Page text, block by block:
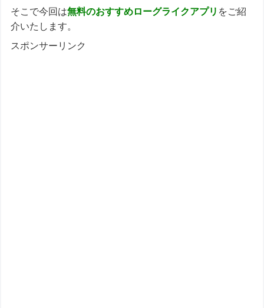
そこで今回は無料のおすすめローグライクアプリ をご紹
介いたします。
スポンサーリンク